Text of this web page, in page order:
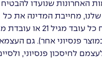
האחרונות שנועדו
שלנו, מחייבת המדינה את כל
פנסיוני אחר). גם
לחיסכון פנסיוני,